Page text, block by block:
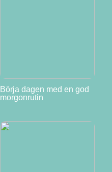
Börja dagen med en god
morgonrutin